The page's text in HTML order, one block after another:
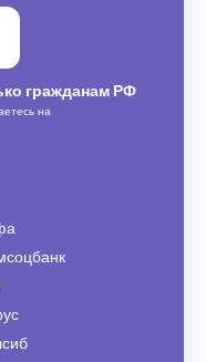
гражданам РФ
на